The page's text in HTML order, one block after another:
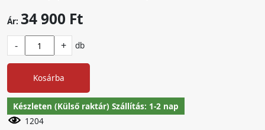
Ár: 34 900 Ft
- + db
Kosárba
Készleten (Külső raktár) Szállítás: 1-2 nap
1204